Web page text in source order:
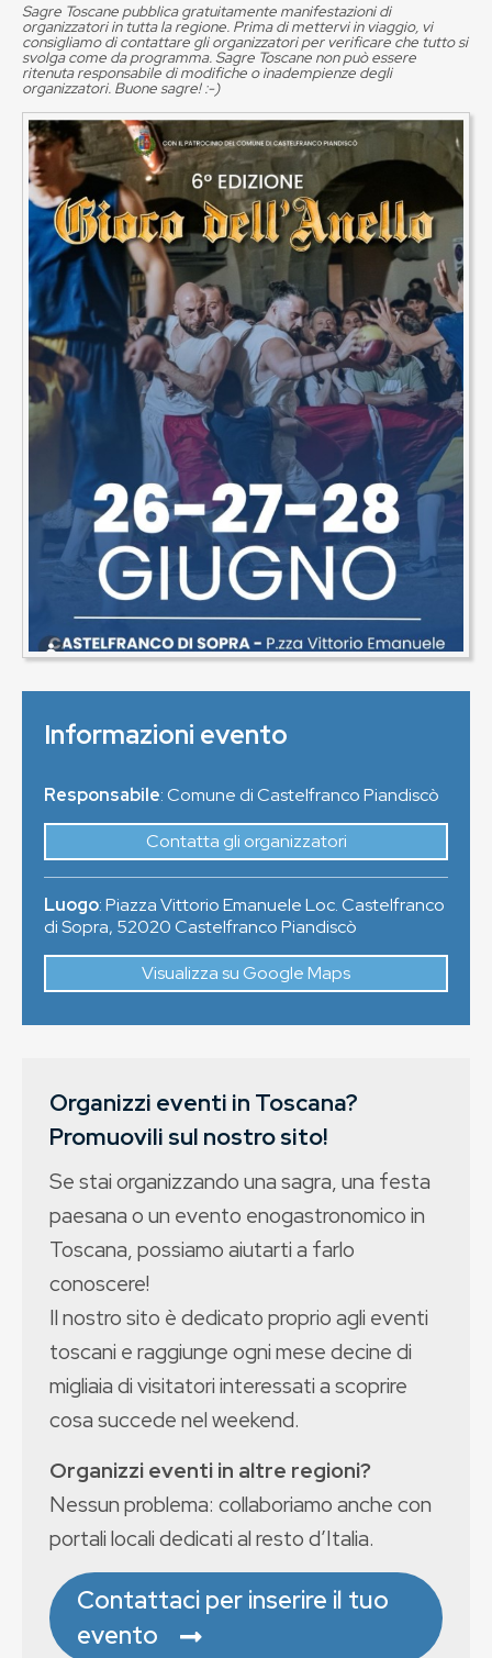
Sagre Toscane pubblica gratuitamente manifestazioni di
organizzatori in tutta la regione. Prima di mettervi in viaggio, vi
consigliamo di contattare gli organizzatori per verificare che tutto si
svolga come da programma. Sagre Toscane non può essere
ritenuta responsabile di modifiche o inadempienze degli
organizzatori. Buone sagre! :-)
Informazioni evento
Responsabile: Comune di Castelfranco Piandiscò
Contatta gli organizzatori
Luogo:Piazza Vittorio Emanuele Loc. Castelfranco
di Sopra, 52020Castelfranco Piandiscò
Visualizza su Google Maps
Organizzi eventi in Toscana?
Promuovili sul nostro sito!
Se stai organizzando una sagra, una festa
paesana o un evento enogastronomico in
Toscana, possiamo aiutarti a farlo
conoscere!
Il nostro sito è dedicato proprio agli eventi
toscani e raggiunge ogni mese decine di
migliaia di visitatori interessati a scoprire
cosa succede nel weekend.
Organizzi eventi in altre regioni?
Nessun problema: collaboriamo anche con
portali locali dedicati al resto d’Italia.
Contattaci per inserire il tuo
evento